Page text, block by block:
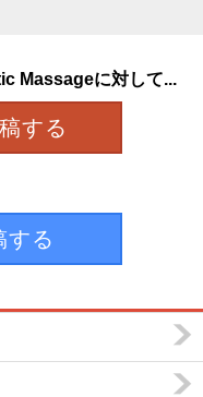
Massageに対して...
する
する